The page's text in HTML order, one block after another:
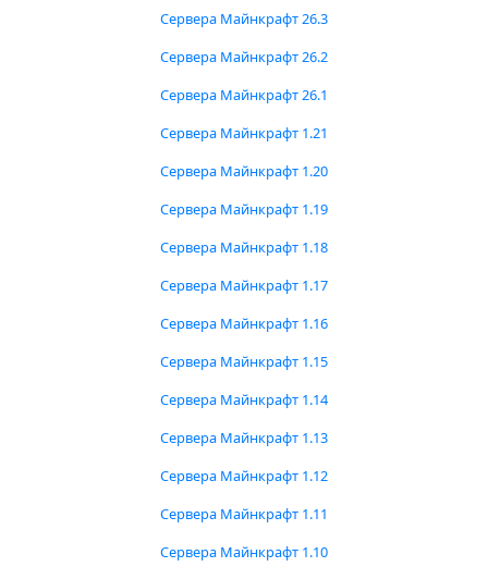
Сервера Майнкрафт 26.3
Сервера Майнкрафт 26.2
Сервера Майнкрафт 26.1
Сервера Майнкрафт 1.21
Сервера Майнкрафт 1.20
Сервера Майнкрафт 1.19
Сервера Майнкрафт 1.18
Сервера Майнкрафт 1.17
Сервера Майнкрафт 1.16
Сервера Майнкрафт 1.15
Сервера Майнкрафт 1.14
Сервера Майнкрафт 1.13
Сервера Майнкрафт 1.12
Сервера Майнкрафт 1.11
Сервера Майнкрафт 1.10